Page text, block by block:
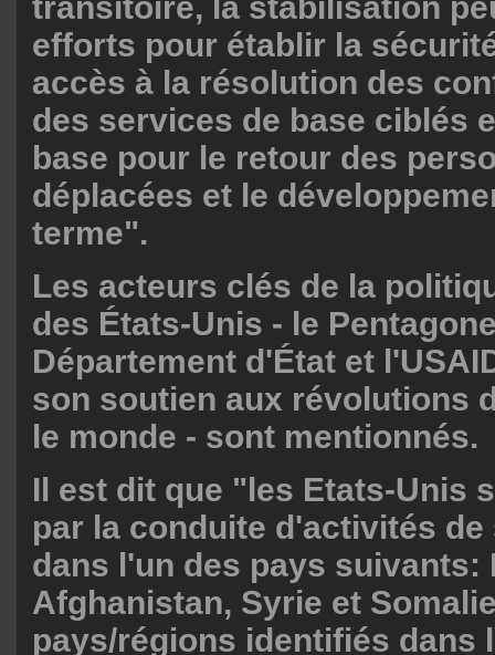
efforts pour établir la
accès à la résolution des
des services de base ciblés
base pour le retour des
déplacées et le
terme".
Les acteurs clés de la
des États-Unis - le
Département d'État et
son soutien aux révolutions
le monde - sont mentionnés.
Il est dit que "les Etats-Unis
par la conduite d'activités
dans l'un des pays suivants:
Afghanistan, Syrie et
pays/régions identifiés dans